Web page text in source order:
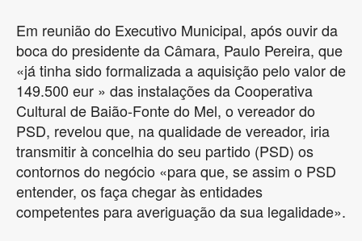
Em reunião do Executivo Municipal, após ouvir da
boca do presidente da Câmara, Paulo Pereira, que
«já tinha sido formalizada a aquisição pelo valor de
149.500 eur » das instalações da Cooperativa
Cultural de Baião-Fonte do Mel, o vereador do
PSD, revelou que, na qualidade de vereador, iria
transmitir à concelhia do seu partido (PSD) os
contornos do negócio «para que, se assim o PSD
entender, os faça chegar às entidades
competentes para averiguação da sua legalidade».